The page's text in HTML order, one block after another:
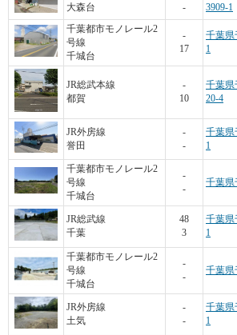
大森台
-
3909-1
千葉都市モノレール2
号線
千城台
-
17
千葉県
1
JR総武本線
都賀
-
10
千葉県
20-4
JR外房線
誉田
-
-
千葉県
1
千葉都市モノレール2
号線
千城台
-
-
千葉県
JR総武線
千葉
48
3
千葉県
1
千葉都市モノレール2
号線
千城台
-
-
千葉県
JR外房線
土気
-
-
千葉県
1